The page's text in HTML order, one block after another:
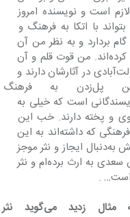
است و نویسنده امروز
با اتکا به فرهنگ و
بردارد و به نظر من آن
نویسندگانی موفق بوده‌اند که این کار را کرده‌اند. من قوت قلم و آن
شگردهایی را که داستان‌نویسانی مثل دولت‌آبادی در آثارشان دارند و
به کار می‌برند، حاصل
است که خیلی به
نثری قوی و پخته دارند. خب این
نویسندگان حتما با پشتوانه‌های ادبی و فرهنگی که داشته‌اند به این
نقطه رسیده‌اند. آل‌احمد که در نوشته‌هایش به‌دنبال ایجاز و نثر موجز
بود، می‌گوید که من این نثر را از گلستان سعدی به ارث برده‌ام و نثر
است… .
‌بله، یا خود ابراهیم